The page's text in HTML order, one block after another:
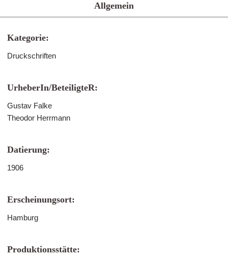
Allgemein
Kategorie:
Druckschriften
UrheberIn/BeteiligteR:
Gustav Falke
Theodor Herrmann
Datierung:
1906
Erscheinungsort:
Hamburg
Produktionsstätte: